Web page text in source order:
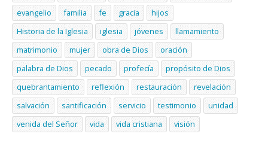
evangelio
familia fe gracia
hijos
Historia de la Iglesia
iglesia jóvenes
llamamiento
matrimonio
mujer obra de Dios
oración
palabra de Dios
pecado profecía
propósito de Dios
quebrantamiento
reflexión restauración
revelación
salvación
santificación servicio testimonio
unidad
venida del Señor
vida vida cristiana visión